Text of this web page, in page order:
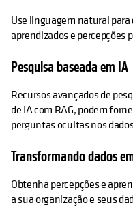
Use linguagem natural
aprendizados e percepções
Pesquisa baseada em IA
Recursos avançados de
de IA com RAG, podem
perguntas ocultas nos
Transformando dados
Obtenha percepções e
a sua organização e seus